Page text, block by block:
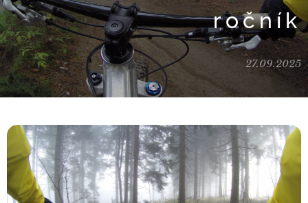
ročník
27.09.2025